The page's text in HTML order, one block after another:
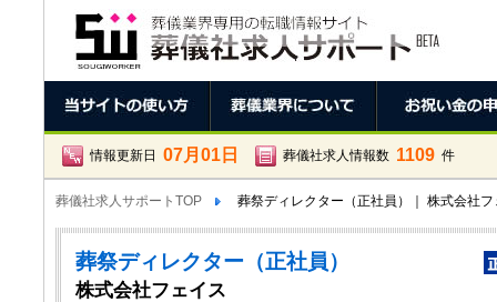
情報更新日 07月01日 葬儀社求人情報数 1109 件
葬儀社求人サポートTOP 葬祭ディレクター（正社員）｜ 株式会社フ
葬祭ディレクター（正社員）
株式会社フェイス